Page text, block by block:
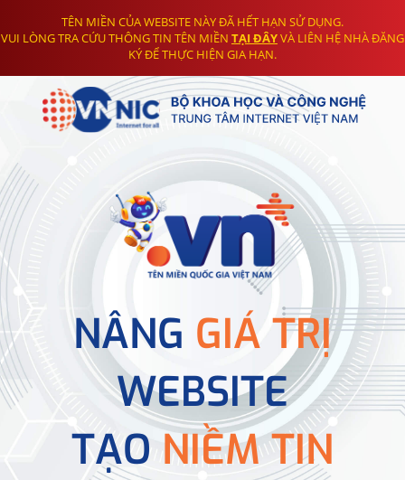
TÊN MIỀN CỦA WEBSITE NÀY ĐÃ HẾT HẠN SỬ DỤNG.
VUI LÒNG TRA CỨU THÔNG TIN TÊN MIỀN TẠI ĐÂYVÀ LIÊN HỆ NHÀ ĐĂNG
KÝ ĐỂ THỰC HIỆN GIA HẠN.
NÂNG GIÁ TRỊ
WEBSITE
TẠONIỀM TIN